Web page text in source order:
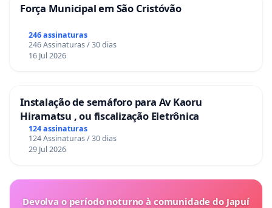
Força Municipal em São Cristóvão
246 assinaturas
246 Assinaturas / 30 dias
16 Jul 2026
Instalação de semáforo para Av Kaoru
Hiramatsu , ou fiscalização Eletrônica
124 assinaturas
124 Assinaturas / 30 dias
29 Jul 2026
Devolva o período noturno à comunidade do Japuí